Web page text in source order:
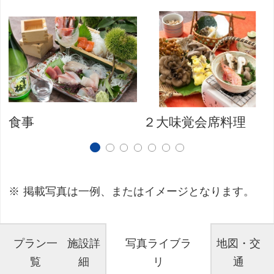
食事 ２大味覚会席料理
掲載写真は一例、またはイメージとなります。
プラン一
覧
施設詳
細
写真ライブラ
リ
地図・交
通